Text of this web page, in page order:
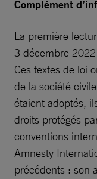
Complément
La première
3 décembre
Ces textes de loi
de la société
étaient adoptés,
droits protégés
conventions
Amnesty
précédents : son